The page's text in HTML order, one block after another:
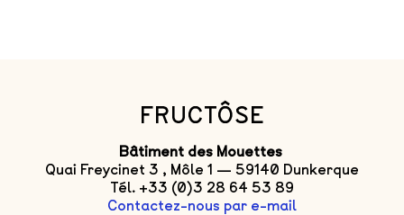
FRUCTÔSE
Bâtiment des Mouettes
Quai Freycinet 3 , Môle 1 — 59140 Dunkerque
Tél. +33 (0)3 28 64 53 89
Contactez-nous par e-mail